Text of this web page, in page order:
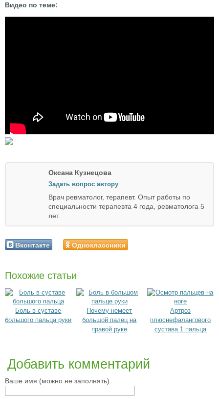
Видео по теме:
Оксана Кузнецова
Задать вопрос автору
Врач ревматолог, терапевт. Опыт работы по
специальности терапевта 4 года, ревматолога 5
лет.
Вконтакте Одноклассники
Похожие статьи
Боль в суставе
большого пальца руки
Почему немеет
большой палец на
правой руке
Артроз
плюснефалангового
сустава 1 пальца
Добавить комментарий
Ваше имя (можно не заполнять)